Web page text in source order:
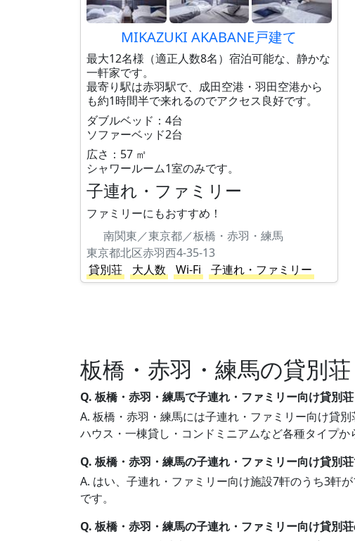
MIKAZUKI AKABANE戸建て
最大12名様（適正人数8名）宿泊可能な、静かな
一軒家です。
最寄り駅は赤羽駅で、成田空港・羽田空港から
も約1時間半で来れるのでアクセス良好です。
ダブルベッド：4台
ソファーベッド2台
広さ：57 ㎡
シャワールーム1室のみです。
子連れ・ファミリー
ファミリーにもおすすめ！
南関東／東京都／板橋・赤羽・練馬
東京都北区赤羽西4-35-13
貸別荘
大人数 Wi-Fi 子連れ・ファミリー
板橋・赤羽・練馬の貸別
Q. 板橋・赤羽・練馬で子連れ・ファミリー向け貸別
A. 板橋・赤羽・練馬には子連れ・ファミリー向け貸
ハウス・一棟貸し・コンドミニアムなど各種タイプか
Q. 板橋・赤羽・練馬の子連れ・ファミリー向け貸別
A. はい、子連れ・ファミリー向け施設7軒のうち3軒
です。
Q. 板橋・赤羽・練馬の子連れ・ファミリー向け貸別